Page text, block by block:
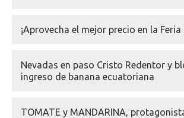
¡Aprovecha el mejor precio en la
Nevadas en paso Cristo Redentor y
ingreso de banana ecuatoriana
TOMATE y MANDARINA,